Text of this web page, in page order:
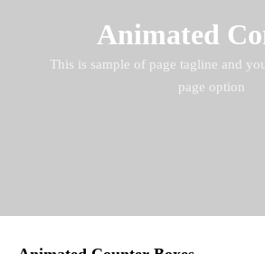
Animated
This is sample of page tagline and
page option